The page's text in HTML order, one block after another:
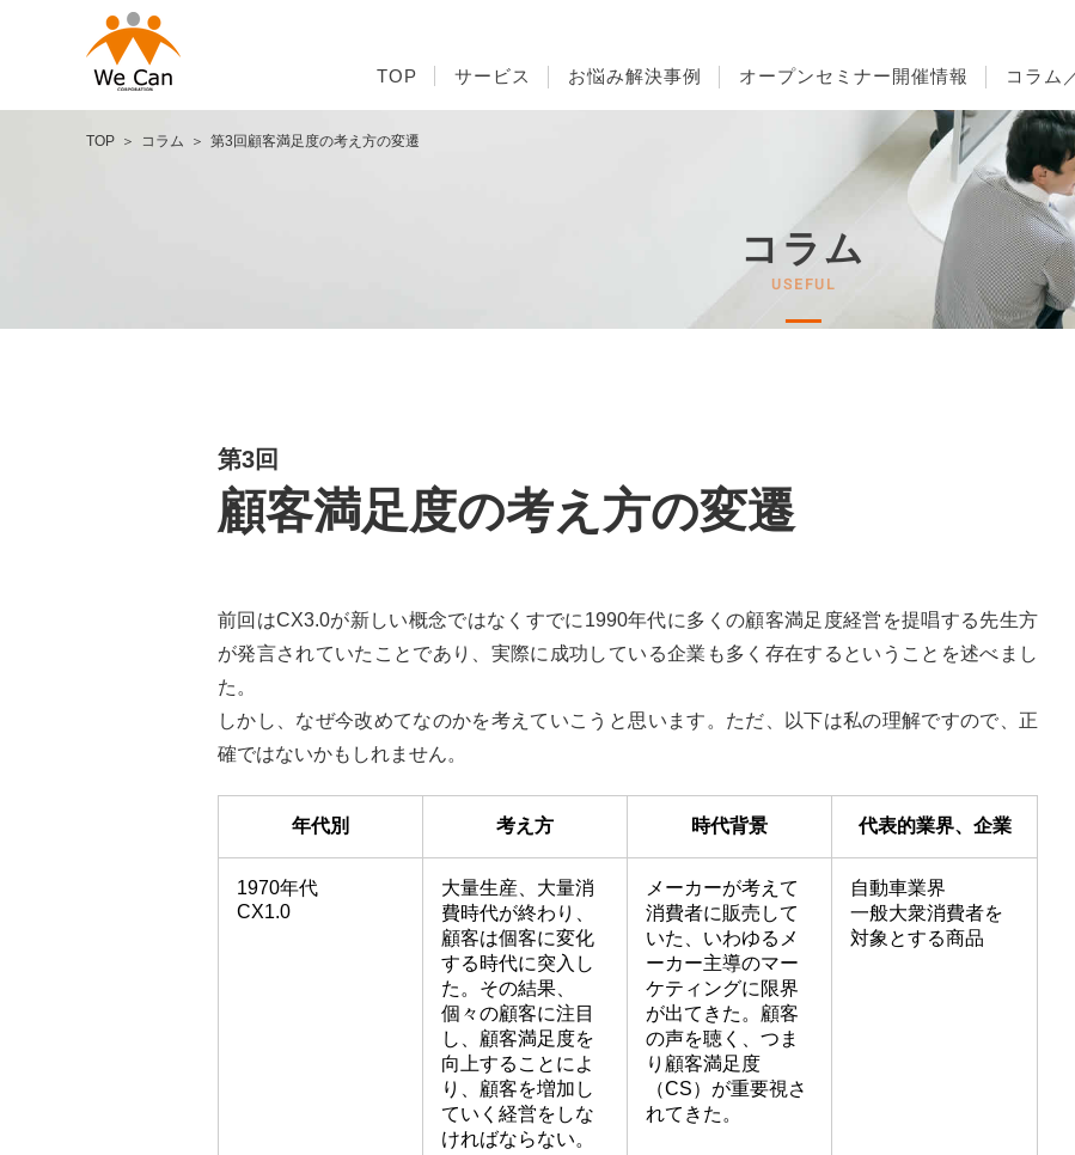
TOP サービス お悩み解決事例 オープンセミナー開催情報 コラム
TOP コラム 第3回顧客満足度の考え方の変遷
コラム
第3回
顧客満足度の考え方の変遷
前回はCX3.0が新しい概念ではなくすでに1990年代に多くの顧客満足度経営を提唱する先生方
が発言されていたことであり、実際に成功している企業も多く存在するということを述べまし
た。
しかし、なぜ今改めてなのかを考えていこうと思います。ただ、以下は私の理解ですので、正
確ではないかもしれません。
年代別 考え方 時代背景 代表的業界、企業
1970年代
CX1.0
大量生産、大量消
費時代が終わり、
顧客は個客に変化
する時代に突入し
た。その結果、
個々の顧客に注目
し、顧客満足度を
向上することによ
り、顧客を増加し
ていく経営をしな
ければならない。
メーカーが考えて
消費者に販売して
いた、いわゆるメ
ーカー主導のマー
ケティングに限界
が出てきた。顧客
の声を聴く、つま
り顧客満足度
（CS）が重要視さ
れてきた。
自動車業界
一般大衆消費者を
対象とする商品